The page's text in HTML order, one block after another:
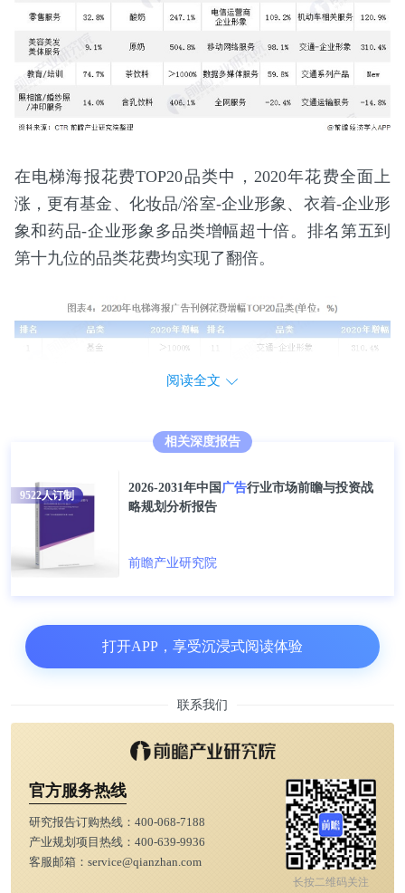
在电梯海报花费TOP20品类中，2020年花费全面上
涨，更有基金、化妆品/浴室-企业形象、衣着-企业形
象和药品-企业形象多品类增幅超十倍。排名第五到
第十九位的品类花费均实现了翻倍。
易购和瑞幸少数品牌减投。其中，大麦、江中和58到
家花费同比增幅超10倍;斑马AI课、石榴云医和题拍
阅读全文
相关深度报告
2026-2031年中国 广告行业市场前瞻与投资战
略规划分析报告
前瞻产业研究院
9522人订制
打开APP，享受沉浸式阅读体验
联系我们
官方服务热线
研究报告订购热线： 400-068-7188
产业规划项目热线： 400-639-9936
客服邮箱： service@qianzhan.com
长按二维码关注